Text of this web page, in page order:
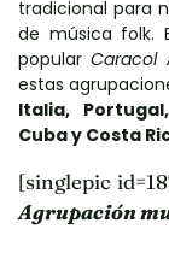
tradicional para
de música folk.
popular Caracol
estas
Italia,
Cuba y Costa
[singlepic
Agrupación